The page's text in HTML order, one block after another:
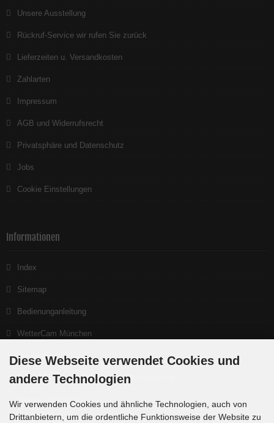
Unsere Ausstellung
Rückruf-Service wir rufen Sie zurück
Lieferzeiten u. Versandkosten
Zahlarten
Impressum
AGB und Widerrufsrecht
Privatsphäre und Datenschutz
Jobs
Cookie Einstellungen
Informationen
Index
Sitemap
Bedienunganleitung
WetterCam München
Neuigkeiten
Ein gutes Teleskop beginnt bei der Beratung
Interessante Links
Diese Webseite verwendet Cookies und
andere Technologien
Wir verwenden Cookies und ähnliche Technologien, auch von
Drittanbietern, um die ordentliche Funktionsweise der Website zu